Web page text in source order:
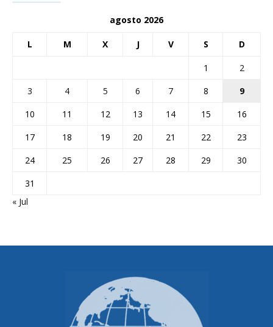
agosto 2026
L M X J V S D
1
2
3
4 5 6 7 8
9
10
11 12 13 14 15
16
17
18 19 20 21 22
23
24
25 26 27 28 29
30
31
« Jul